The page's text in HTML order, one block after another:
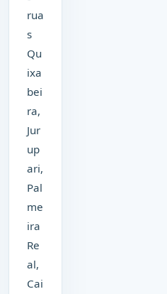
rua
s
Qu
ixa
bei
ra,
Jur
up
ari,
Pal
me
ira
Re
al,
Cai